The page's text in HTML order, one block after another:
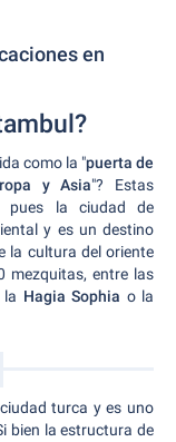
en
como la "puerta de
y Asia"? Estas
pues la ciudad de
y es un destino
la cultura del oriente
mezquitas, entre las
la Hagia Sophia o la
turca y es uno
bien la estructura de